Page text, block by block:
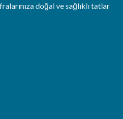
doğal ve sağlıklı tatlar